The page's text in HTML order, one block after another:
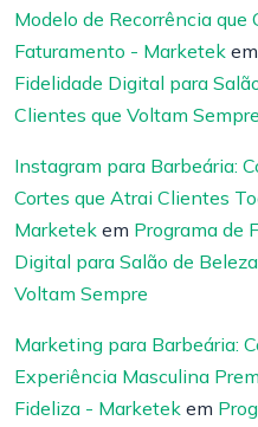
Modelo de Recorrência que
Faturamento - Marketek em
Fidelidade Digital para
Clientes que Voltam Sempre
Instagram para Barbeária:
Cortes que Atrai Clientes
Marketek em Programa de
Digital para Salão de
Voltam Sempre
Marketing para Barbeária:
Experiência Masculina
Fideliza - Marketek em